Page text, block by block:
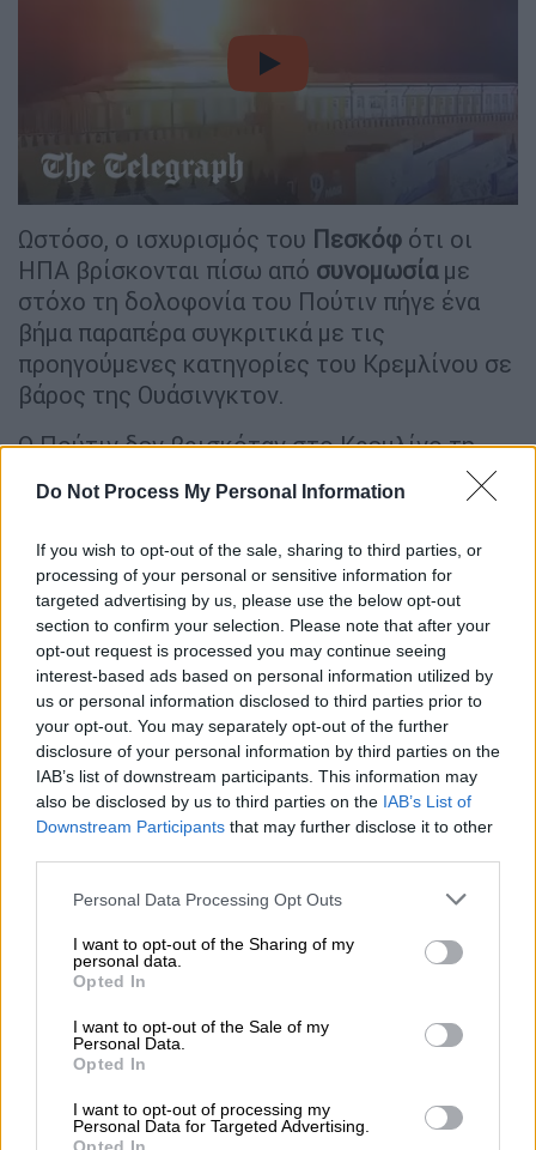
Do Not Process My Personal Information
If you wish to opt-out of the sale, sharing to third parties, or
processing of your personal or sensitive information for
targeted advertising by us, please use the below opt-out
section to confirm your selection. Please note that after your
opt-out request is processed you may continue seeing
interest-based ads based on personal information utilized by
us or personal information disclosed to third parties prior to
your opt-out. You may separately opt-out of the further
disclosure of your personal information by third parties on the
IAB’s list of downstream participants. This information may
also be disclosed by us to third parties on the IAB’s List of
Downstream Participants that may further disclose it to other
Please note that this website/app uses one or more Google
not limited to your visit or usage behaviour. You may click to
grant or deny consent to Google and its third-party tags to
use your data for below specified purposes in below Google
consent section.
Personal Data Processing Opt Outs
I want to opt-out of the Sharing of my
personal data.
Opted In
I want to opt-out of the Sale of my
Personal Data.
Opted In
I want to opt-out of processing my
Personal Data for Targeted Advertising.
video
Ωστόσο, ο ισχυρισμός του Πεσκόφ ότι οι
ΗΠΑ βρίσκονται πίσω από συνομωσίαμε
στόχο τη δολοφονία του Πούτιν πήγε ένα
βήμα παραπέρα συγκριτικά με τις
προηγούμενες κατηγορίες του Κρεμλίνου σε
βάρος της Ουάσινγκτον.
Ο Πούτιν δεν βρισκόταν στο Κρεμλίνο τη
στιγμή εκείνη, και αναλυτές σε θέματα
ασφάλειας απορρίπτουν την ιδέα ότι το
περιστατικό ήταν μια σοβαρή απόπειρα
δολοφονίας.
Αλλά η Ρωσία έχει δηλώσει ότι
επιφυλάσσεται του δικαιώματός της να
ανταπαντήσει και σκληροπυρηνικοί, όπως ο
πρώην πρόεδροςΝτμίτρι Μεντβέντεφ,
εισηγούνται την «εξόντωση» του Ουκρανού
προέδρου Βολοντίμιρ Ζελένσκι. Ο Πεσκόφ
αρνήθηκε να πει εάν η Ρωσία θεωρεί τον
Ζελένσκι νόμιμο στόχο.
Ο ίδιος δήλωσε ότι η Ρωσία είχε πολλές
και η απάντηση, όταν έλθει, θα έχει
εξεταστεί σοβαρά και θα είναι
ισορροπημένη. Δήλωσε ότι ήδη βρίσκεται σε
εξέλιξη επείγουσα έρευνα αλλά δεν είναι σε
θέση να πει πότε θα γίνουν γνωστά τα
αποτελέσματά της.
Παράλληλα, οΠεσκόφδήλωσε ότι ο Πούτιν